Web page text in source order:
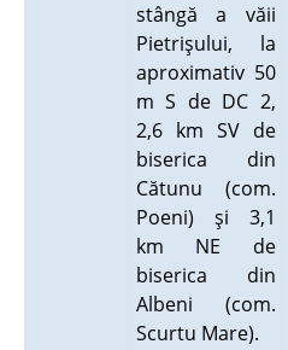
stângă a văii
Pietrişului, la
aproximativ 50
m S de DC 2,
2,6 km SV de
biserica din
Cătunu (com.
Poeni) şi 3,1
km NE de
biserica din
Albeni (com.
Scurtu Mare).